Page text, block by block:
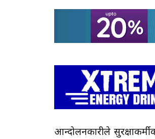
आन्दोलनकारीले